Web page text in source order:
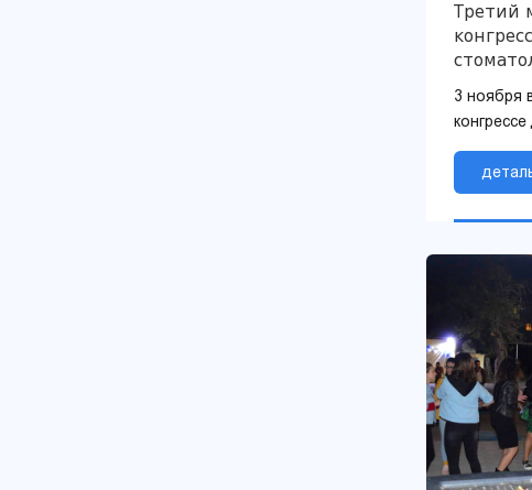
Третий
3 ноября
участие